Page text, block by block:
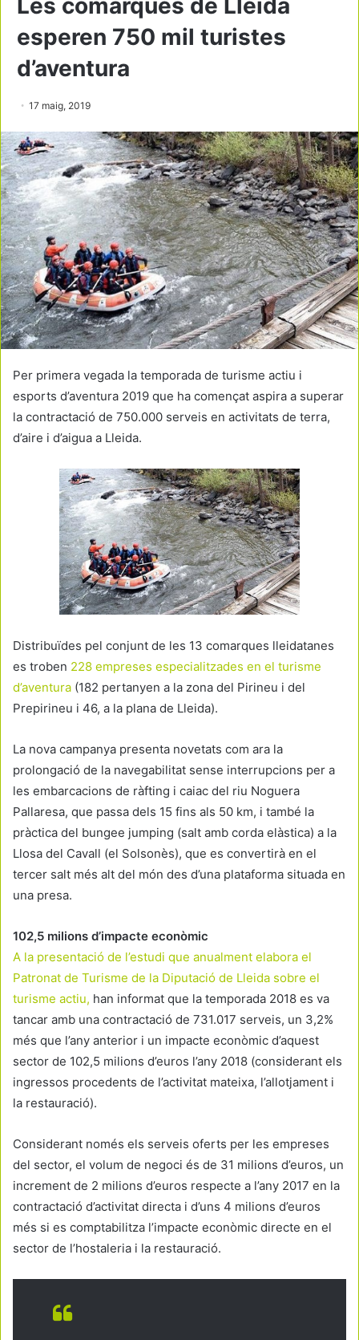
Les comarques de Lleida
esperen 750 mil turistes
d’aventura
17 maig, 2019
Per primera vegada la temporada de turisme actiu i
esports d’aventura 2019 que ha començat aspira a superar
la contractació de 750.000 serveis en activitats de terra,
d’aire i d’aigua a Lleida.
Distribuïdes pel conjunt de les 13 comarques lleidatanes
es troben 228 empreses especialitzades en el turisme
d’aventura (182 pertanyen a la zona del Pirineu i del
Prepirineu i 46, a la plana de Lleida).
La nova campanya presenta novetats com ara la
prolongació de la navegabilitat sense interrupcions per a
les embarcacions de ràfting i caiac del riu Noguera
Pallaresa, que passa dels 15 fins als 50 km, i també la
pràctica del bungee jumping (salt amb corda elàstica) a la
Llosa del Cavall (el Solsonès), que es convertirà en el
tercer salt més alt del món des d’una plataforma situada en
una presa.
102,5 milions d’impacte econòmic
A la presentació de l’estudi que anualment elabora el
Patronat de Turisme de la Diputació de Lleida sobre el
turisme actiu, han informat que la temporada 2018 es va
tancar amb una contractació de 731.017 serveis, un 3,2%
més que l’any anterior i un impacte econòmic d’aquest
sector de 102,5 milions d’euros l’any 2018 (considerant els
ingressos procedents de l’activitat mateixa, l’allotjament i
la restauració).
Considerant només els serveis oferts per les empreses
del sector, el volum de negoci és de 31 milions d’euros, un
increment de 2 milions d’euros respecte a l’any 2017 en la
contractació d’activitat directa i d’uns 4 milions d’euros
més si es comptabilitza l’impacte econòmic directe en el
sector de l’hostaleria i la restauració.